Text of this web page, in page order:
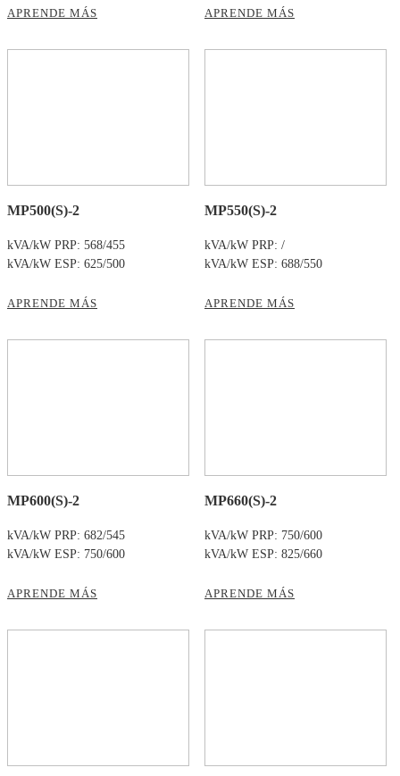
APRENDE MÁS APRENDE MÁS
MP500(S)-2
kVA/kW PRP: 568/455
kVA/kW ESP: 625/500
APRENDE MÁS
MP550(S)-2
kVA/kW PRP: /
kVA/kW ESP: 688/550
APRENDE MÁS
MP600(S)-2
kVA/kW PRP: 682/545
kVA/kW ESP: 750/600
APRENDE MÁS
MP660(S)-2
kVA/kW PRP: 750/600
kVA/kW ESP: 825/660
APRENDE MÁS